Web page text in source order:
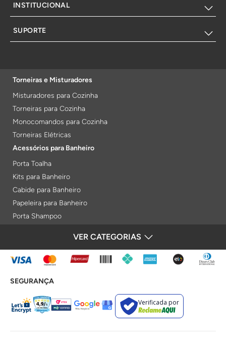
INSTITUCIONAL
SUPORTE
Torneiras e Misturadores
Misturadores para Cozinha
Torneiras para Cozinha
Monocomandos para Cozinha
Torneiras Elétricas
Acessórios para Banheiro
Porta Toalha
Kits para Banheiro
Cabide para Banheiro
Papeleira para Banheiro
Porta Shampoo
Porta Toalha Aquecido
Gabinetes para Banheiro
Lixeiras
Acabamentos e Registros
Bases de Registros
VER CATEGORIAS
FORMAS DE PAGAMENTO
SEGURANÇA
Verificada por